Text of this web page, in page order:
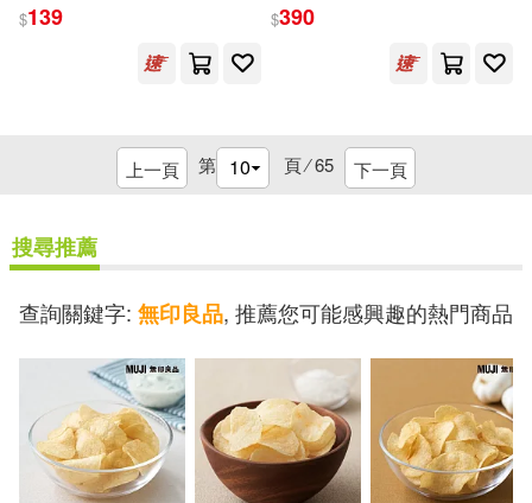
$139 $390
上一頁 第 頁 ⁄65 下一頁
搜尋推薦
查詢關鍵字: 無印良品, 推薦您可能感興趣的熱門商品